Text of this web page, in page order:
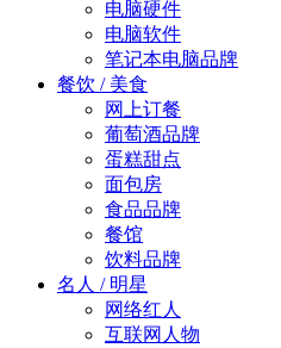
电脑硬件
电脑软件
笔记本电脑品牌
餐饮 / 美食
网上订餐
葡萄酒品牌
蛋糕甜点
面包房
食品品牌
餐馆
饮料品牌
名人 / 明星
网络红人
互联网人物